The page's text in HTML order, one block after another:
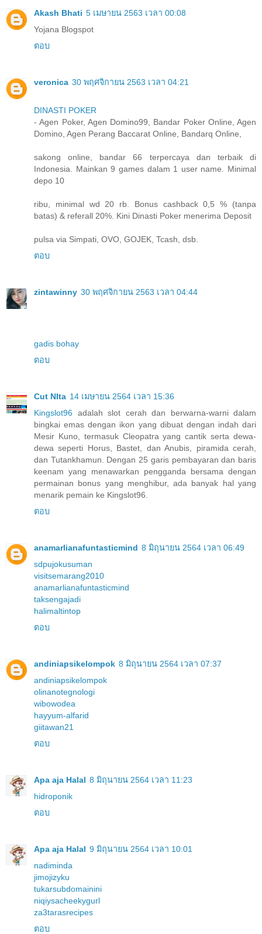
Akash Bhati 5 เมษายน 2563 เวลา 00:08
Yojana Blogspot
ตอบ
veronica 30 พฤศจิกายน 2563 เวลา 04:21
DINASTI POKER
- Agen Poker, Agen Domino99, Bandar Poker Online, Agen
Domino, Agen Perang Baccarat Online, Bandarq Online,
sakong online, bandar 66 terpercaya dan terbaik di
Indonesia. Mainkan 9 games dalam 1 user name. Minimal
depo 10
ribu, minimal wd 20 rb. Bonus cashback 0,5 % (tanpa
batas) & referall 20%. Kini Dinasti Poker menerima Deposit
pulsa via Simpati, OVO, GOJEK, Tcash, dsb.
ตอบ
zintawinny 30 พฤศจิกายน 2563 เวลา 04:44
gadis bohay
ตอบ
Cut NIta 14 เมษายน 2564 เวลา 15:36
Kingslot96 adalah slot cerah dan berwarna-warni dalam
bingkai emas dengan ikon yang dibuat dengan indah dari
Mesir Kuno, termasuk Cleopatra yang cantik serta dewa-
dewa seperti Horus, Bastet, dan Anubis, piramida cerah,
dan Tutankhamun. Dengan 25 garis pembayaran dan baris
keenam yang menawarkan pengganda bersama dengan
permainan bonus yang menghibur, ada banyak hal yang
menarik pemain ke Kingslot96.
ตอบ
anamarlianafuntasticmind 8 มิถุนายน 2564 เวลา 06:49
sdpujokusuman
visitsemarang2010
anamarlianafuntasticmind
taksengajadi
halimaltintop
ตอบ
andiniapsikelompok 8 มิถุนายน 2564 เวลา 07:37
andiniapsikelompok
olinanotegnologi
wibowodea
hayyum-alfarid
giitawan21
ตอบ
Apa aja Halal 8 มิถุนายน 2564 เวลา 11:23
hidroponik
ตอบ
Apa aja Halal 9 มิถุนายน 2564 เวลา 10:01
nadiminda
jimojizyku
tukarsubdomainini
niqiysacheekygurl
za3tarasrecipes
ตอบ